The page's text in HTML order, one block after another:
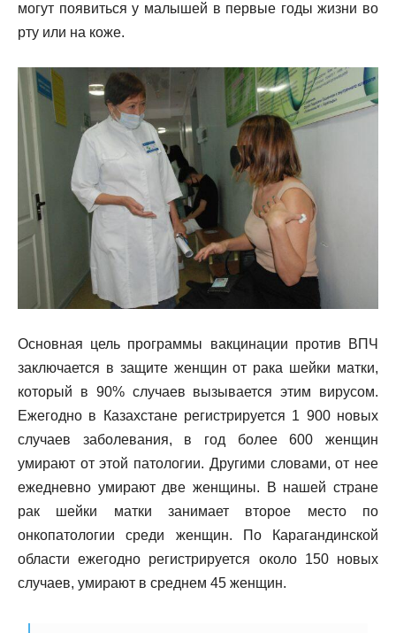
могут появиться у малышей в первые годы жизни во
рту или на коже.
Основная цель программы вакцинации против ВПЧ
заключается в защите женщин от рака шейки матки,
который в 90% случаев вызывается этим вирусом.
Ежегодно в Казахстане регистрируется 1 900 новых
случаев заболевания, в год более 600 женщин
умирают от этой патологии. Другими словами, от нее
ежедневно умирают две женщины. В нашей стране
рак шейки матки занимает второе место по
онкопатологии среди женщин. По Карагандинской
области ежегодно регистрируется около 150 новых
случаев, умирают в среднем 45 женщин.